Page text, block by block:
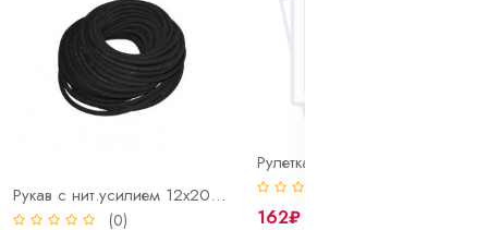
Рукав с нит.усилием 12х20мм ГОСТ 10362-76
(0) 162₽